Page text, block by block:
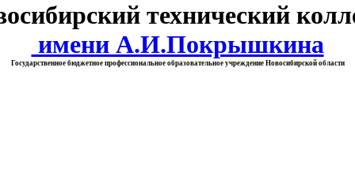
технический
имени А.И.Покрышкина
Государственное бюджетное профессиональное образовательное учреждение Новосибирской области